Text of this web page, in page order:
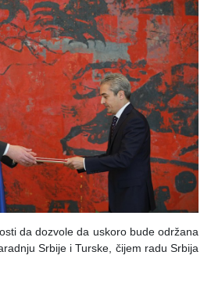
da dozvole da uskoro bude održana
Srbije i Turske, čijem radu Srbija